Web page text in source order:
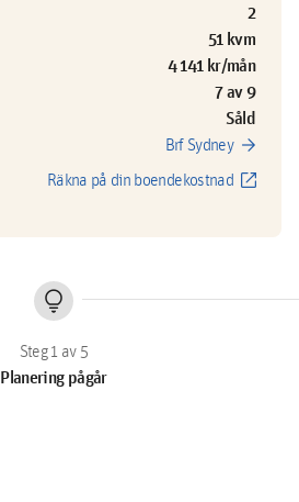
2
51 kvm
4 141 kr/mån
7 av 9
Såld
Brf Sydney arrow_forward
Räkna på din boendekostnad open_in_new
lightbulb
Planering pågår